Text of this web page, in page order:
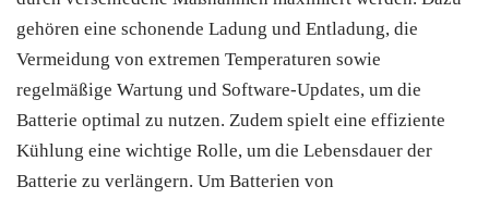
gehören eine schonende Ladung und Entladung, die
Vermeidung von extremen Temperaturen sowie
regelmäßige Wartung und Software-Updates, um die
Batterie optimal zu nutzen. Zudem spielt eine effiziente
Kühlung eine wichtige Rolle, um die Lebensdauer der
Batterie zu verlängern. Um Batterien von